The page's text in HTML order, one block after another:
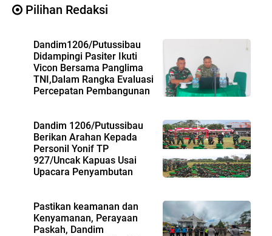
Pilihan Redaksi
Dandim1206/Putussibau
Didampingi Pasiter Ikuti
Vicon Bersama Panglima
TNI,Dalam Rangka Evaluasi
Percepatan Pembangunan
Dandim 1206/Putussibau
Berikan Arahan Kepada
Personil Yonif TP
927/Uncak Kapuas Usai
Upacara Penyambutan
Pastikan keamanan dan
Kenyamanan, Perayaan
Paskah, Dandim